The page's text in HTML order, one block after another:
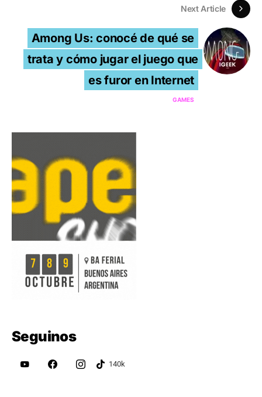
Next Article
Among Us: conocé de qué se
trata y cómo jugar el juego que
es furor en Internet
GAMES
Seguinos